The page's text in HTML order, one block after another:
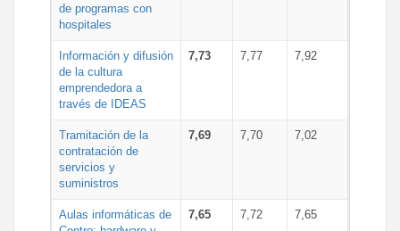
de programas con
hospitales
Información y difusión
de la cultura
emprendedora a
través de IDEAS
7,73 7,77 7,92
Tramitación de la
contratación de
servicios y
suministros
7,69 7,70 7,02
Aulas informáticas de
7,65 7,72 7,65